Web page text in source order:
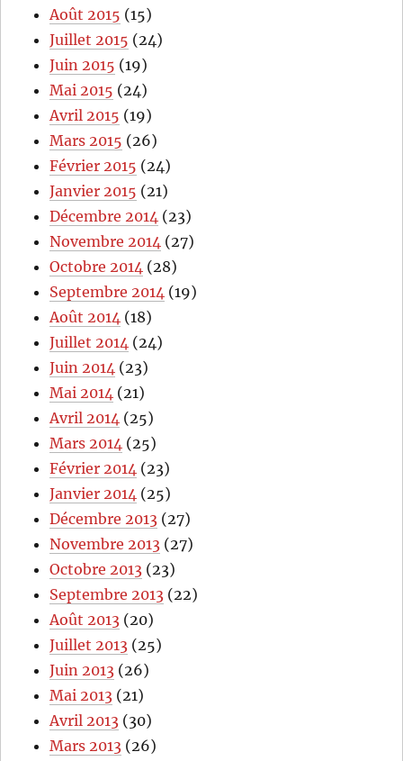
Août 2015 (15)
Juillet 2015 (24)
Juin 2015 (19)
Mai 2015 (24)
Avril 2015 (19)
Mars 2015 (26)
Février 2015 (24)
Janvier 2015 (21)
Décembre 2014 (23)
Novembre 2014 (27)
Octobre 2014 (28)
Septembre 2014 (19)
Août 2014 (18)
Juillet 2014 (24)
Juin 2014 (23)
Mai 2014 (21)
Avril 2014 (25)
Mars 2014 (25)
Février 2014 (23)
Janvier 2014 (25)
Décembre 2013 (27)
Novembre 2013 (27)
Octobre 2013 (23)
Septembre 2013 (22)
Août 2013 (20)
Juillet 2013 (25)
Juin 2013 (26)
Mai 2013 (21)
Avril 2013 (30)
Mars 2013 (26)